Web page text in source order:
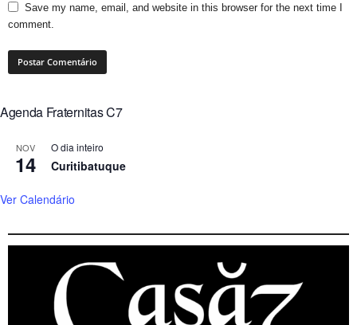
Save my name, email, and website in this browser for the next time I
comment.
Agenda Fraternitas C7
NOV
14
O dia inteiro
Curitibatuque
Ver Calendário